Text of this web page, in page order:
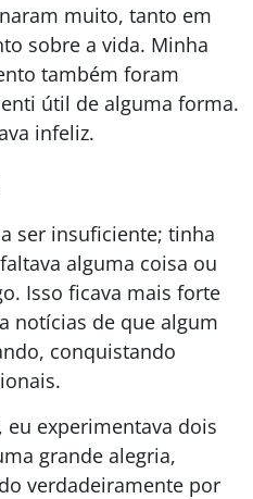
muito, tanto em
sobre a vida. Minha
também foram
útil de alguma forma.
infeliz.
ser insuficiente; tinha
alguma coisa ou
Isso ficava mais forte
notícias de que algum
conquistando
eu experimentava dois
grande alegria,
verdadeiramente por